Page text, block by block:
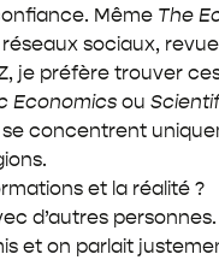
Même The
sociaux,
je préfère trouver
Economics ou
concentrent
et la réalité ?
d’autres
et on parlait